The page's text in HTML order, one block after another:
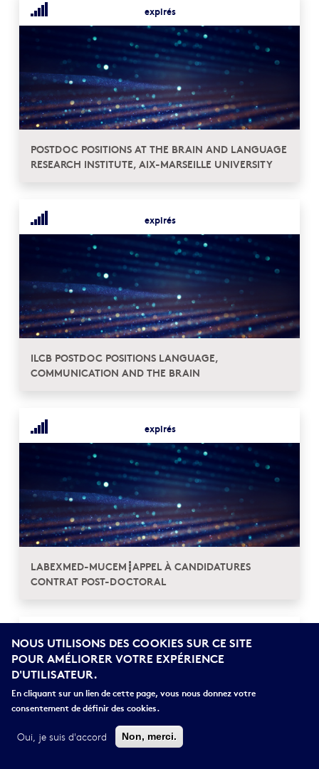
expirés
POSTDOC POSITIONS AT THE BRAIN AND LANGUAGE
RESEARCH INSTITUTE, AIX-MARSEILLE UNIVERSITY
expirés
ILCB POSTDOC POSITIONS LANGUAGE,
COMMUNICATION AND THE BRAIN
expirés
LABEXMED-MUCEM┋APPEL À CANDIDATURES
CONTRAT POST-DOCTORAL
NOUS UTILISONS DES COOKIES SUR CE SITE
POUR AMÉLIORER VOTRE EXPÉRIENCE
D'UTILISATEUR.
En cliquant sur un lien de cette page, vous nous donnez votre
consentement de définir des cookies.
Oui, je suis d'accord Non, merci.